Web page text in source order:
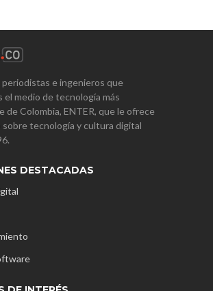
periodistas e ingenieros que
el medio de tecnología más
de Colombia, ENTER, que le ofrece
tecnología y cultura digital
DESTACADAS